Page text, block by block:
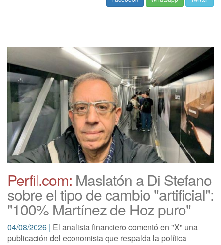
Perfil.com: Maslatón a Di Stefano
sobre el tipo de cambio "artificial":
"100% Martínez de Hoz puro"
04/08/2026 | El analista financiero comentó en "X" una
publicación del economista que respalda la política